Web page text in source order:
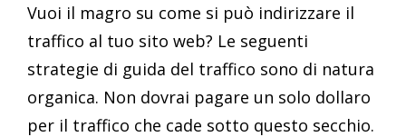
Vuoi il magro su come si può indirizzare il
traffico al tuo sito web? Le seguenti
strategie di guida del traffico sono di natura
organica. Non dovrai pagare un solo dollaro
per il traffico che cade sotto questo secchio.